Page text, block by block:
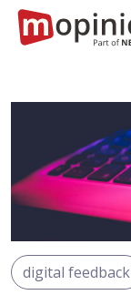
digital feedback